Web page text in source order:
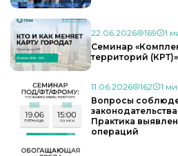
22.06.2026 169
1
Семинар
территорий (КРТ)»
11.06.2026 162
1
Вопросы
Практика
операций